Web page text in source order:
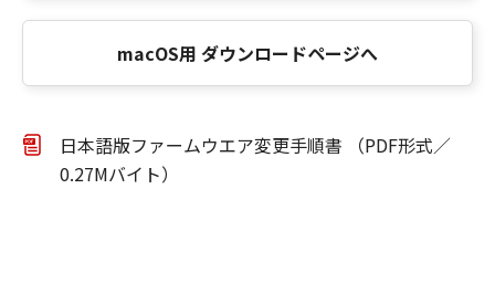
macOS用 ダウンロードページへ
日本語版ファームウエア変更手順書 （PDF形式／
0.27Mバイト）